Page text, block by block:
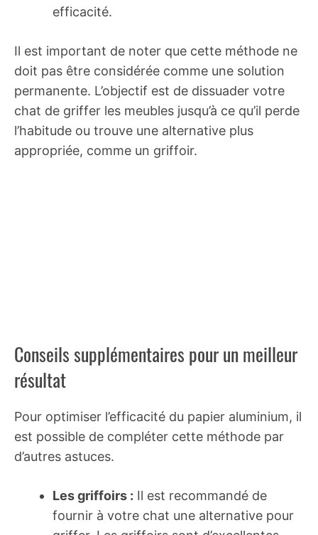
efficacité.
Il est important de noter que cette méthode ne
doit pas être considérée comme une solution
permanente. L’objectif est de dissuader votre
chat de griffer les meubles jusqu’à ce qu’il perde
l’habitude ou trouve une alternative plus
appropriée, comme un griffoir.
Conseils supplémentaires pour un meilleur
résultat
Pour optimiser l’efficacité du papier aluminium, il
est possible de compléter cette méthode par
d’autres astuces.
Les griffoirs : Il est recommandé de
fournir à votre chat une alternative pour